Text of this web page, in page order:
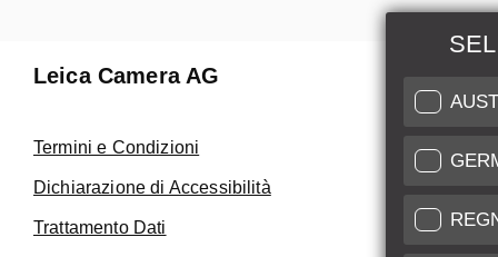
Leica Camera AG
Termini e Condizioni
Dichiarazione di Accessibilità
Trattamento Dati
Fai uso
Care
Assistenza